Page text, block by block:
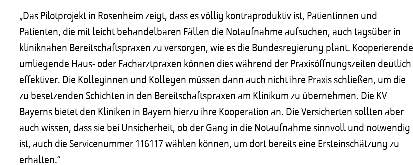
„Das Pilotprojekt in Rosenheim zeigt, dass es völlig kontraproduktiv ist, Patientinnen und
Patienten, die mit leicht behandelbaren Fällen die Notaufnahme aufsuchen, auch tagsüber in
kliniknahen Bereitschaftspraxen zu versorgen, wie es die Bundesregierung plant. Kooperierende
umliegende Haus- oder Facharztpraxen können dies während der Praxisöffnungszeiten deutlich
effektiver. Die Kolleginnen und Kollegen müssen dann auch nicht ihre Praxis schließen, um die
zu besetzenden Schichten in den Bereitschaftspraxen am Klinikum zu übernehmen. Die KV
Bayerns bietet den Kliniken in Bayern hierzu ihre Kooperation an. Die Versicherten sollten aber
auch wissen, dass sie bei Unsicherheit, ob der Gang in die Notaufnahme sinnvoll und notwendig
ist, auch die Servicenummer 116117 wählen können, um dort bereits eine Ersteinschätzung zu
erhalten.“